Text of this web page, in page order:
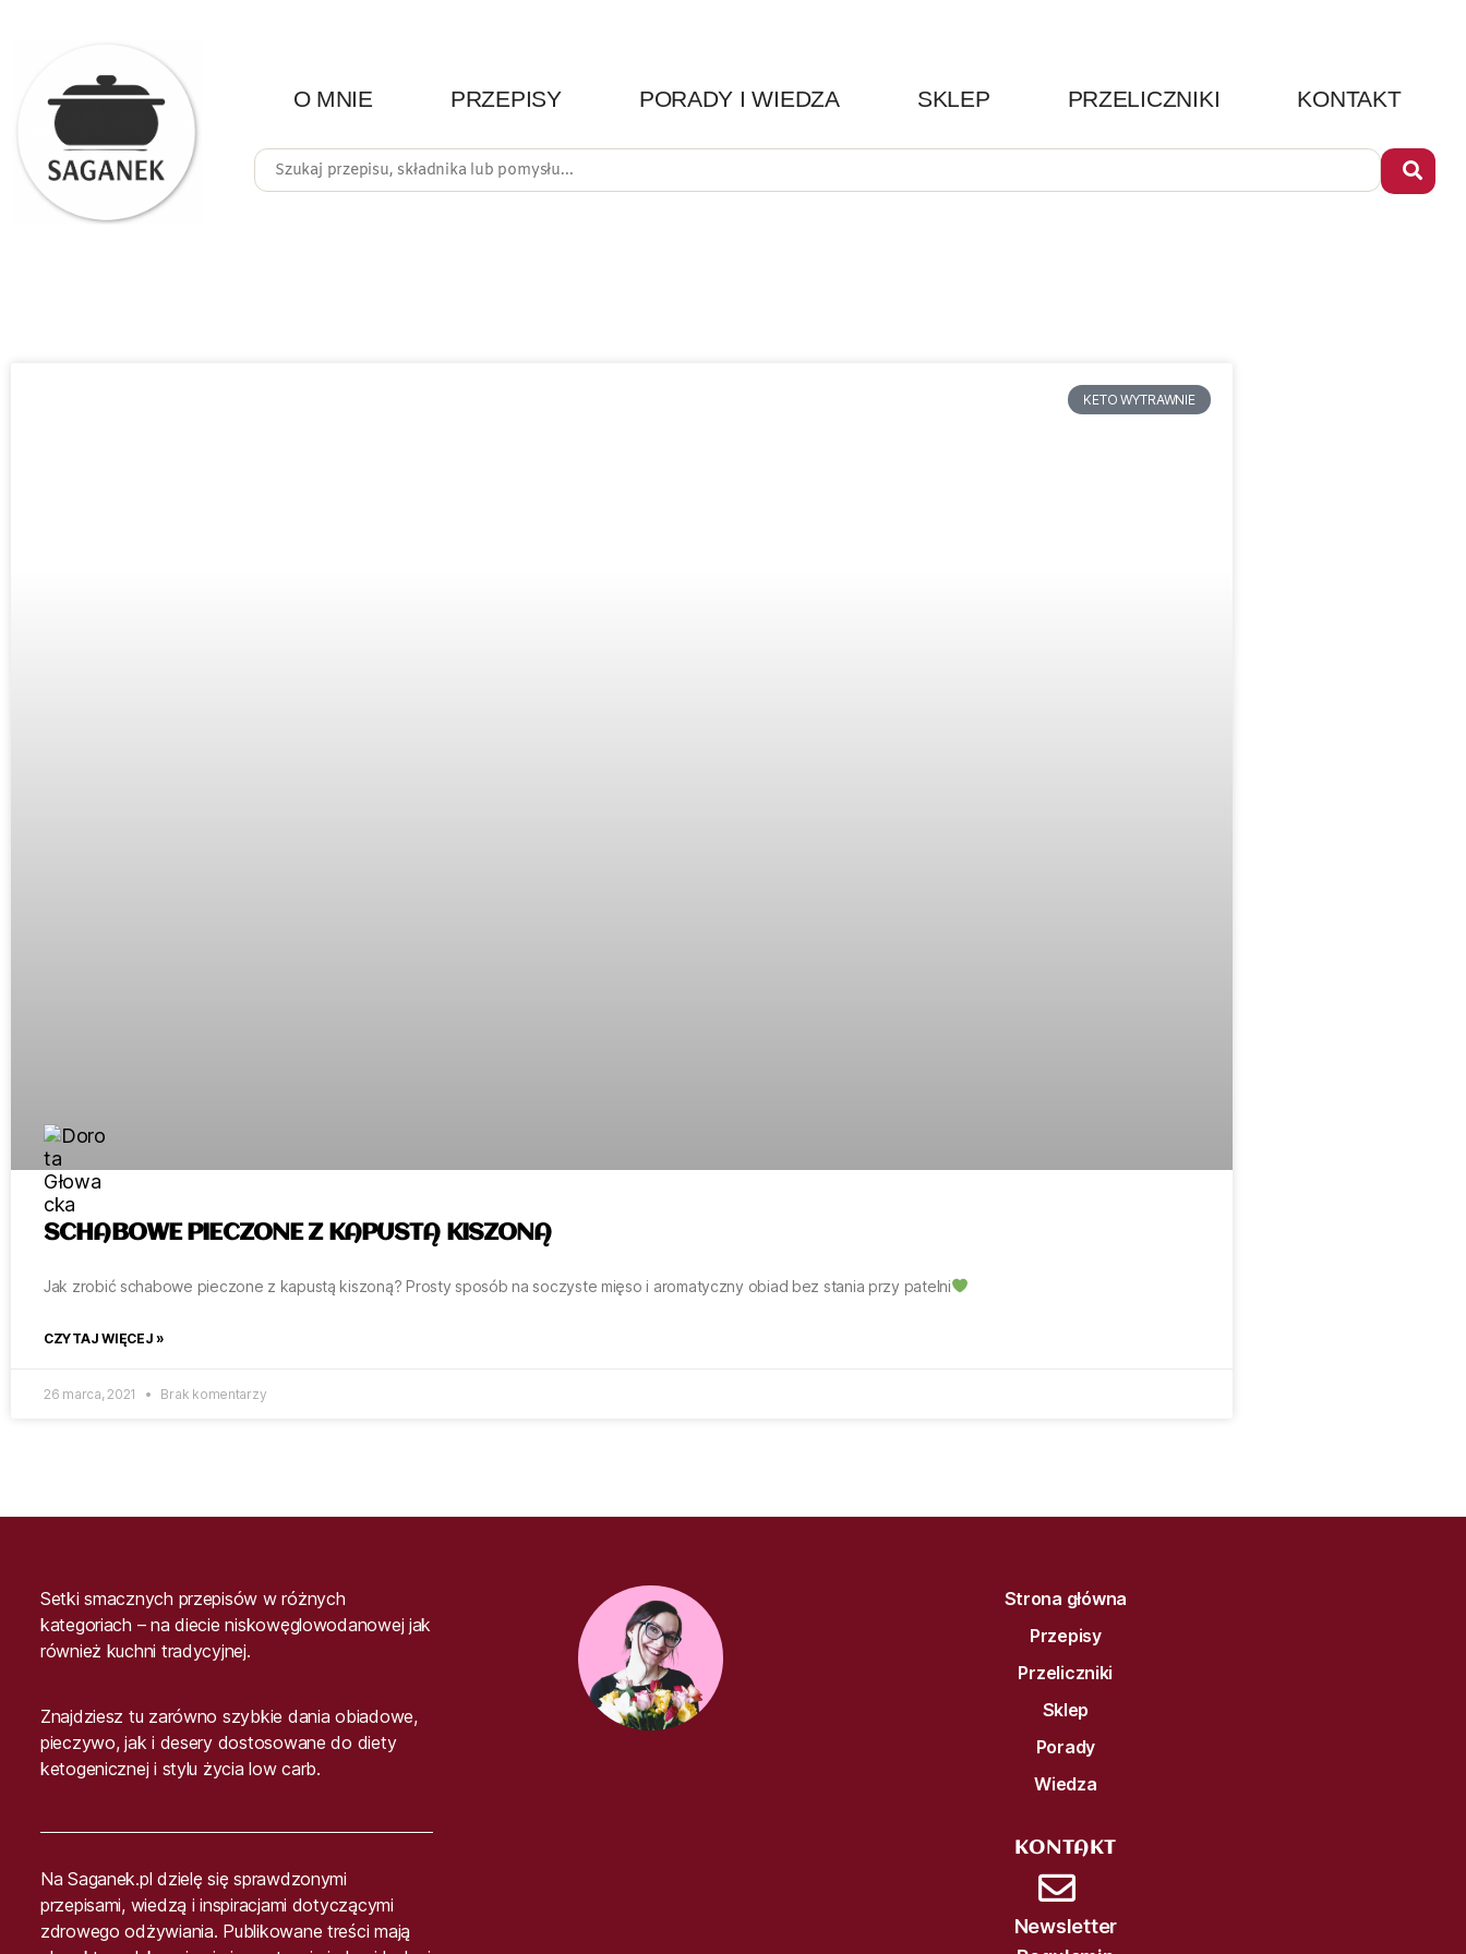
O MNIE PRZEPISY PORADY I WIEDZA SKLEP PRZELICZNIKI KONTAKT
KETO WYTRAWNIE
SCHABOWE PIECZONE Z KAPUSTĄ KISZONĄ
Jak zrobić schabowe pieczone z kapustą kiszoną? Prosty sposób na soczyste mięso i aromatyczny obiad bez stania przy patelni
CZYTAJ WIĘCEJ »
26 marca, 2021 Brak komentarzy
Setki smacznych przepisów w różnych
kategoriach – na diecie niskowęglowodanowej jak
również kuchni tradycyjnej.
Znajdziesz tu zarówno szybkie dania obiadowe,
pieczywo, jak i desery dostosowane do diety
ketogenicznej i stylu życia low carb.
Na Saganek.pl dzielę się sprawdzonymi
przepisami, wiedzą i inspiracjami dotyczącymi
zdrowego odżywiania. Publikowane treści mają
Strona główna
Przepisy
Przeliczniki
Sklep
Porady
Wiedza
KONTAKT
Newsletter